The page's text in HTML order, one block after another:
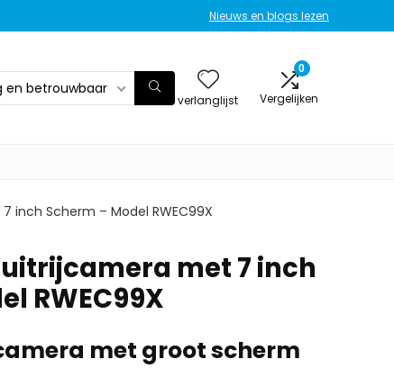
Nieuws en blogs lezen
en betrouwbaar
verlanglijst
0
Vergelijken
inch Scherm – Model RWEC99X
met 7 inch
RWEC99X
met groot scherm